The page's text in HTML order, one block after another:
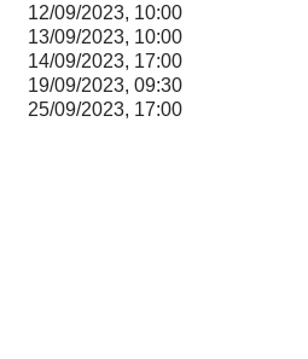
12/09/2023, 10:00
13/09/2023, 10:00
14/09/2023, 17:00
19/09/2023, 09:30
25/09/2023, 17:00